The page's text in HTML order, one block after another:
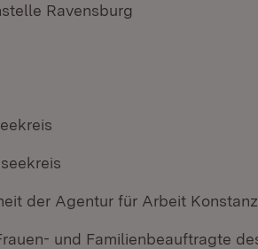
Ravensburg
der Agentur für Arbeit
und Familienbeauftragte